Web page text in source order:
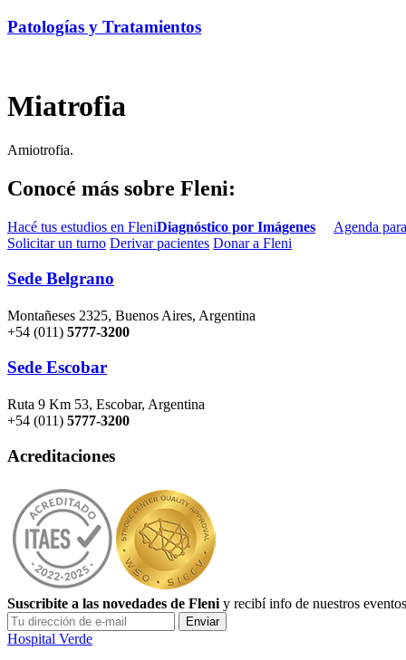
Patologías y Tratamientos
Miatrofia
Amiotrofia.
Conocé más sobre Fleni:
Hacé tus estudios en FleniDiagnóstico por Imágenes Agenda
Solicitar un turno Derivar pacientes Donar a Fleni
Sede Belgrano
Montañeses 2325, Buenos Aires, Argentina
+54 (011) 5777-3200
Sede Escobar
Ruta 9 Km 53, Escobar, Argentina
+54 (011) 5777-3200
Acreditaciones
Suscribite a las novedades de Fleni y recibí info de nuestros eventos
Hospital Verde